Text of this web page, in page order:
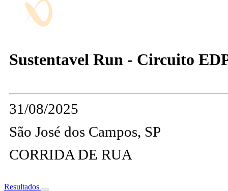
Sustentavel Run - Circuito
31/08/2025
São José dos Campos, SP
CORRIDA DE RUA
Resultados